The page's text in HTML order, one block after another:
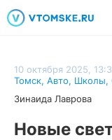
10 октября 2025,
Томск, Авто, Школы,
Зинаида Лаврова
Новые